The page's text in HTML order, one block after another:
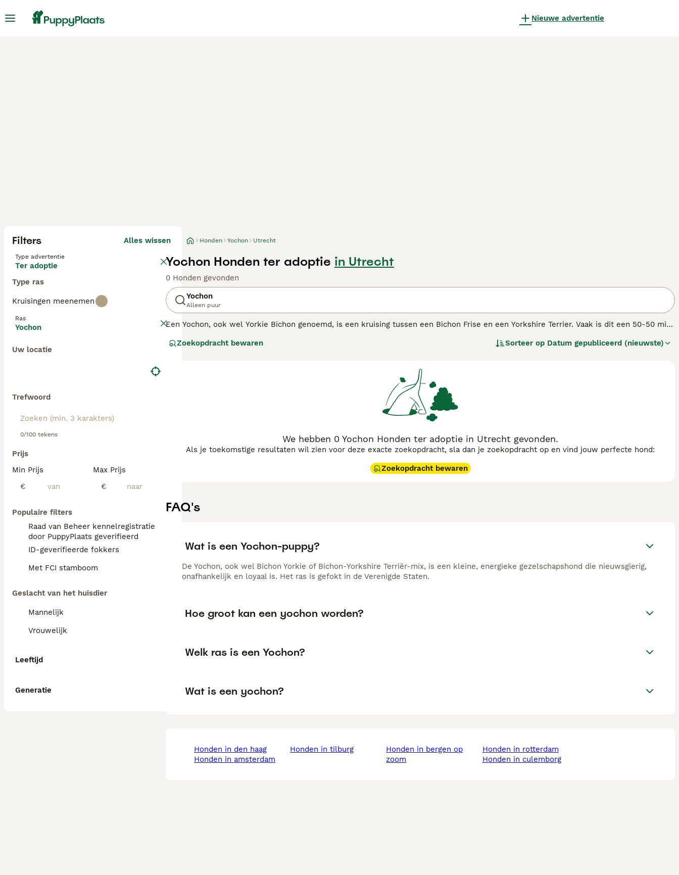
Nieuwe advertentie
Filters Alles wissen
Type advertentie
Ter adoptie
Type ras
Kruisingen meenemen
Ras
Yochon
Uw locatie
Trefwoord
0/100 tekens
Prijs
Min Prijs
€
Max Prijs
€
Populaire filters
Raad van Beheer kennelregistratie
door PuppyPlaats geverifieerd
ID-geverifieerde fokkers
Met FCI stamboom
Geslacht van het huisdier
Mannelijk
Vrouwelijk
Leeftijd
Generatie
Honden Yochon Utrecht
Yochon Honden ter adoptie in Utrecht
0 Honden gevonden
Yochon
Alleen puur
Een Yochon, ook wel Yorkie Bichon genoemd, is een kruising tussen een Bichon Frise en een Yorkshire Terrier. Vaak is dit een 50-50 mix
Zoekopdracht bewaren
Sorteer op Datum gepubliceerd (nieuwste)
We hebben 0 Yochon Honden ter adoptie in Utrecht gevonden.
Als je toekomstige resultaten wil zien voor deze exacte zoekopdracht, sla dan je zoekopdracht op en vind jouw perfecte hond:
Zoekopdracht bewaren
FAQ's
Wat is een Yochon-puppy?
De Yochon, ook wel Bichon Yorkie of Bichon-Yorkshire Terriër-mix, is een kleine, energieke gezelschapshond die nieuwsgierig,
onafhankelijk en loyaal is. Het ras is gefokt in de Verenigde Staten.
Hoe groot kan een yochon worden?
Welk ras is een Yochon?
Wat is een yochon?
honden in den haag
honden in amsterdam
honden in tilburg
honden in bergen op
zoom
honden in rotterdam
honden in culemborg